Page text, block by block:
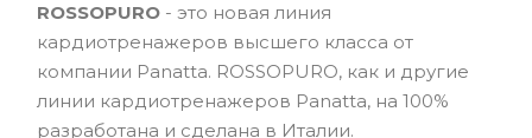
ROSSOPURO - это новая линия
кардиотренажеров высшего класса от
компании Panatta. ROSSOPURO, как и другие
линии кардиотренажеров Panatta, на 100%
разработана и сделана в Италии.